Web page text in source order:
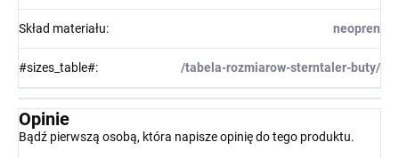
Skład materiału: neopren
#sizes_table#: /tabela-rozmiarow-sterntaler-buty/
Opinie
Bądź pierwszą osobą, która napisze opinię do tego produktu.